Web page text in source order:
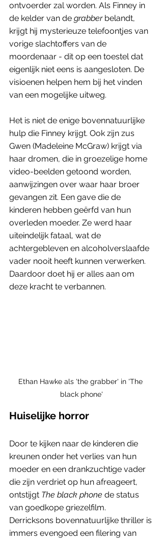
ontvoerder zal worden. Als Finney in
de kelder van de grabber belandt,
krijgt hij mysterieuze telefoontjes van
vorige slachtoffers van de
moordenaar - dit op een toestel dat
eigenlijk niet eens is aangesloten. De
visioenen helpen hem bij het vinden
van een mogelijke uitweg.
Het is niet de enige bovennatuurlijke
hulp die Finney krijgt. Ook zijn zus
Gwen (Madeleine McGraw) krijgt via
haar dromen, die in groezelige home
video-beelden getoond worden,
aanwijzingen over waar haar broer
gevangen zit. Een gave die de
kinderen hebben geërfd van hun
overleden moeder. Ze werd haar
uiteindelijk fataal, wat de
achtergebleven en alcoholverslaafde
vader nooit heeft kunnen verwerken.
Daardoor doet hij er alles aan om
deze kracht te verbannen.
Ethan Hawke als 'the grabber' in 'The
black phone'
Huiselijke horror
Door te kijken naar de kinderen die
kreunen onder het verlies van hun
moeder en een drankzuchtige vader
die zijn verdriet op hun afreageert,
ontstijgt The black phone de status
van goedkope griezelfilm.
Derricksons bovennatuurlijke thriller is
immers evengoed een filering van